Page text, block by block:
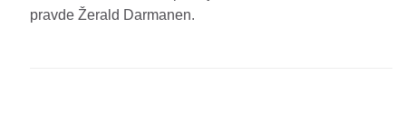
pravde Žerald Darmanen.